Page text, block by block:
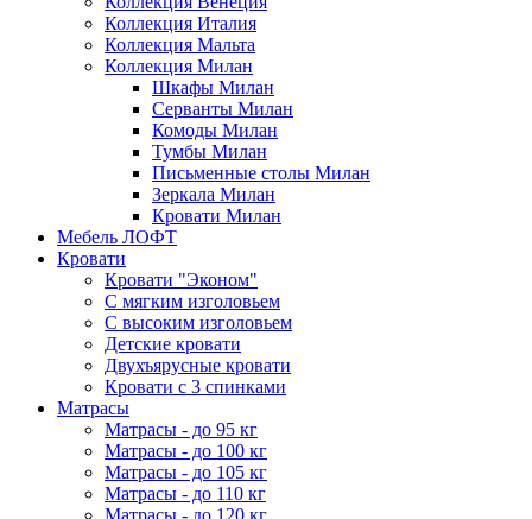
Коллекция Италия
Коллекция Мальта
Коллекция Милан
Шкафы Милан
Серванты Милан
Комоды Милан
Тумбы Милан
Письменные столы Милан
Зеркала Милан
Кровати Милан
Мебель ЛОФТ
Кровати
Кровати "Эконом"
С мягким изголовьем
С высоким изголовьем
Детские кровати
Двухъярусные кровати
Кровати с 3 спинками
Матрасы
Матрасы - до 95 кг
Матрасы - до 100 кг
Матрасы - до 105 кг
Матрасы - до 110 кг
Матрасы - до 120 кг